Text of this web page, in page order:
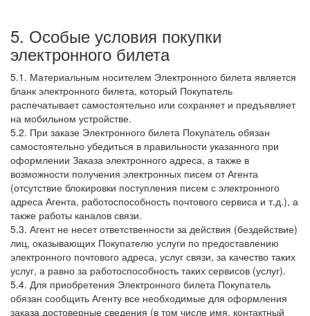
5. Особые условия покупки
электронного билета
5.1. Материальным носителем Электронного билета является
бланк электронного билета, который Покупатель
распечатывает самостоятельно или сохраняет и предъявляет
на мобильном устройстве.
5.2. При заказе Электронного билета Покупатель обязан
самостоятельно убедиться в правильности указанного при
оформлении Заказа электронного адреса, а также в
возможности получения электронных писем от Агента
(отсутствие блокировки поступления писем с электронного
адреса Агента, работоспособность почтового сервиса и т.д.), а
также работы каналов связи.
5.3. Агент не несет ответственности за действия (бездействие)
лиц, оказывающих Покупателю услуги по предоставлению
электронного почтового адреса, услуг связи, за качество таких
услуг, а равно за работоспособность таких сервисов (услуг).
5.4. Для приобретения Электронного билета Покупатель
обязан сообщить Агенту все необходимые для оформления
заказа достоверные сведения (в том числе имя, контактный